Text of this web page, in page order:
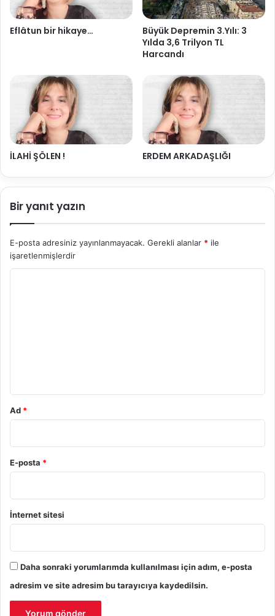
Eflâtun bir hikaye…
Büyük Depremin 3.Yılı: 3
Yılda 3,6 Trilyon TL
Harcandı
İLAHİ ŞÖLEN ! ERDEM ARKADAŞLIĞI
Bir yanıt yazın
E-posta adresiniz yayınlanmayacak. Gerekli alanlar * ile
işaretlenmişlerdir
Ad *
E-posta *
İnternet sitesi
Daha sonraki yorumlarımda kullanılması için adım, e-posta
adresim ve site adresim bu tarayıcıya kaydedilsin.